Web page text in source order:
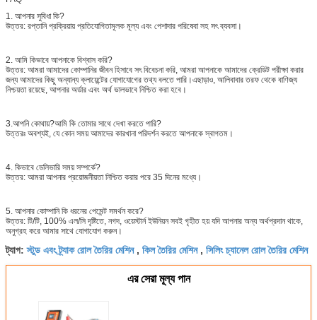
1. আপনার সুবিধা কি?
উত্তর: রপ্তানি প্রক্রিয়ায় প্রতিযোগিতামূলক মূল্য এবং পেশাদার পরিষেবা সহ সৎ ব্যবসা।
2. আমি কিভাবে আপনাকে বিশ্বাস করি?
উত্তর: আমরা আমাদের কোম্পানির জীবন হিসাবে সৎ বিবেচনা করি, আমরা আপনাকে আমাদের ক্রেডিট পরীক্ষা করার
জন্য আমাদের কিছু অন্যান্য ক্লায়েন্টের যোগাযোগের তথ্য বলতে পারি।এছাড়াও, আলিবাবার তরফ থেকে বাণিজ্য
নিশ্চয়তা রয়েছে, আপনার অর্ডার এবং অর্থ ভালভাবে নিশ্চিত করা হবে।
3.আপনি কোথায়?আমি কি তোমার সাথে দেখা করতে পারি?
উত্তরঃ অবশ্যই, যে কোন সময় আমাদের কারখানা পরিদর্শন করতে আপনাকে স্বাগতম।
4. কিভাবে ডেলিভারি সময় সম্পর্কে?
উত্তর: আমরা আপনার প্রয়োজনীয়তা নিশ্চিত করার পরে 35 দিনের মধ্যে।
5. আপনার কোম্পানি কি ধরনের পেমেন্ট সমর্থন করে?
উত্তর: টি/টি, 100% এল/সি দৃষ্টিতে, নগদ, ওয়েস্টার্ন ইউনিয়ন সবই গৃহীত হয় যদি আপনার অন্য অর্থপ্রদান থাকে,
অনুগ্রহ করে আমার সাথে যোগাযোগ করুন।
ট্যাগ:স্টুড এবং ট্র্যাক রোল তৈরির মেশিন, কিল তৈরির মেশিন, সিলিং চ্যানেল রোল তৈরির মেশিন
এর সেরা মূল্য পান